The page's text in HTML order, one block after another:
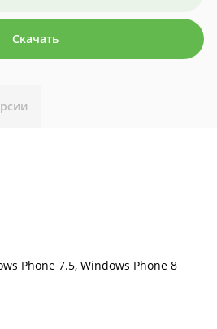
Скачать
Phone 7.5, Windows Phone 8